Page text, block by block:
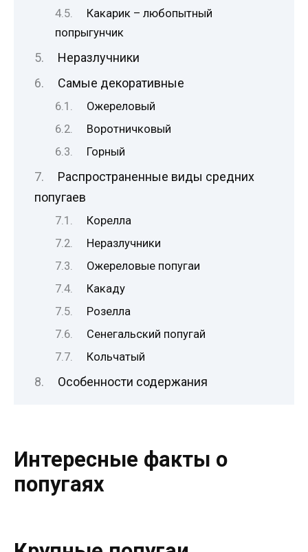
Какарик – любопытный
попрыгунчик
Неразлучники
Самые декоративные
Ожереловый
Воротничковый
Горный
Распространенные виды средних
попугаев
Корелла
Неразлучники
Ожереловые попугаи
Какаду
Розелла
Сенегальский попугай
Кольчатый
Особенности содержания
Интересные факты о
попугаях